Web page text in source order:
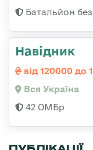
Батальйон
Навідник
від 120000 до
Вся Україна
42 ОМБр